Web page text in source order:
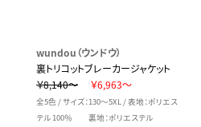
wundou（ウンドウ）
裏トリコットブレーカージャケット
￥8,140～
￥6,963～
全5色 / サイズ：130～5XL / 表地：ポリエス
テル 100％ 裏地：ポリエステル